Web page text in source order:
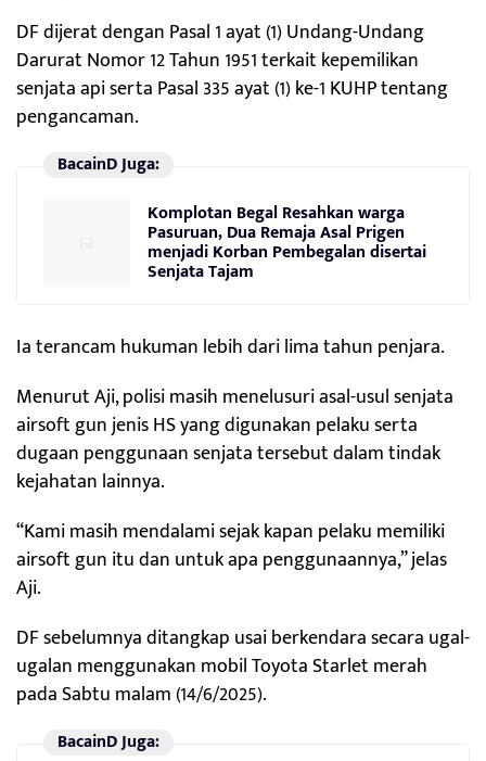
DF dijerat dengan Pasal 1 ayat (1) Undang-Undang
Darurat Nomor 12 Tahun 1951 terkait kepemilikan
senjata api serta Pasal 335 ayat (1) ke-1 KUHP tentang
pengancaman.
BacainD Juga:
Komplotan Begal Resahkan warga
Pasuruan, Dua Remaja Asal Prigen
menjadi Korban Pembegalan disertai
Senjata Tajam
Ia terancam hukuman lebih dari lima tahun penjara.
Menurut Aji, polisi masih menelusuri asal-usul senjata
airsoft gun jenis HS yang digunakan pelaku serta
dugaan penggunaan senjata tersebut dalam tindak
kejahatan lainnya.
“Kami masih mendalami sejak kapan pelaku memiliki
airsoft gun itu dan untuk apa penggunaannya,” jelas
Aji.
DF sebelumnya ditangkap usai berkendara secara ugal-
ugalan menggunakan mobil Toyota Starlet merah
pada Sabtu malam (14/6/2025).
BacainD Juga: